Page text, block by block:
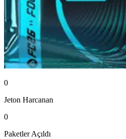
0
Jeton Harcanan
0
Paketler Açıldı